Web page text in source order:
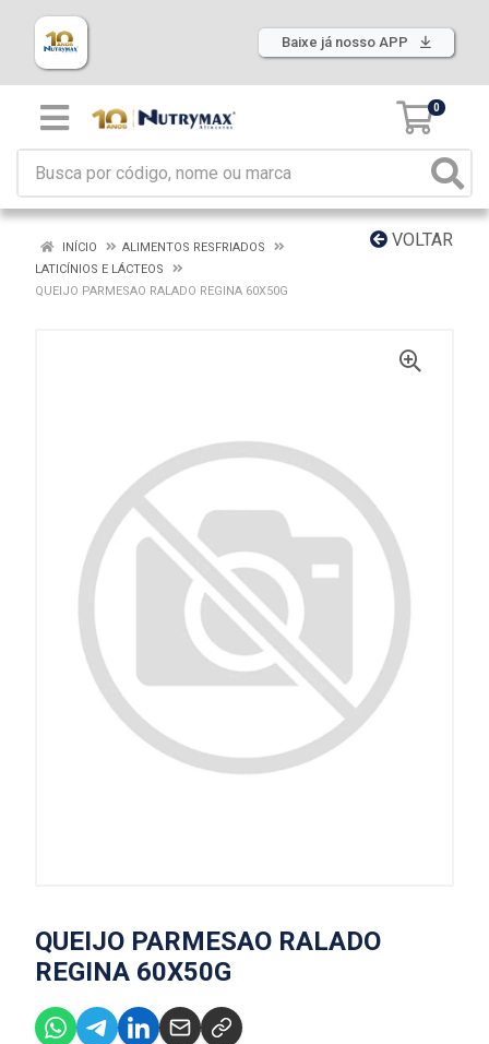
Baixe já nosso APP
0
VOLTAR
INÍCIO
ALIMENTOS RESFRIADOS
LATICÍNIOS E LÁCTEOS
QUEIJO PARMESAO RALADO REGINA 60X50G
QUEIJO PARMESAO RALADO
REGINA 60X50G